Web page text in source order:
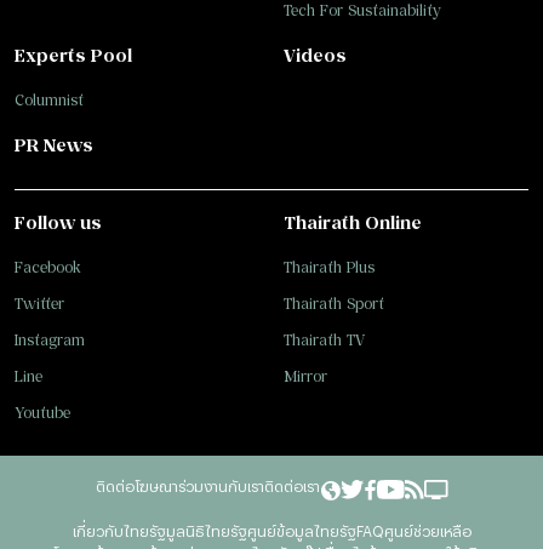
Tech For Sustainability
Experts Pool
Columnist
Videos
PR News
Follow us
Facebook
Twitter
Instagram
Line
Youtube
Thairath Online
Thairath Plus
Thairath Sport
Thairath TV
Mirror
ติดต่อโฆษณาร่วมงานกับเราติดต่อเรา
เกี่ยวกับไทยรัฐมูลนิธิไทยรัฐศูนย์ข้อมูลไทยรัฐFAQศูนย์ช่วยเหลือ